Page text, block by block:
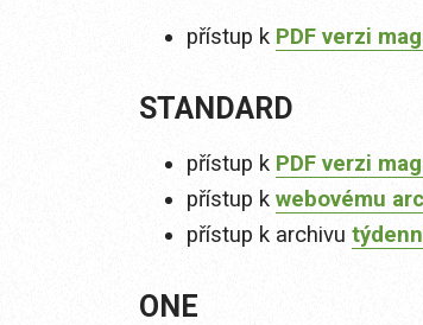
přístup k PDF verzi
STANDARD
přístup k PDF verzi
přístup k webovému
přístup k archivu
ONE